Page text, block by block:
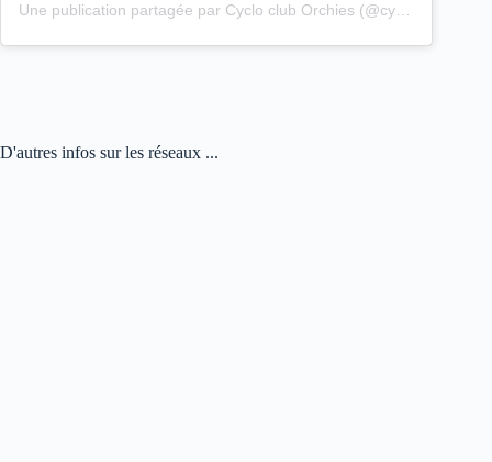
Une publication partagée par Cyclo club Orchies (@cyclo_club_orchies)
D'autres infos sur les réseaux ...